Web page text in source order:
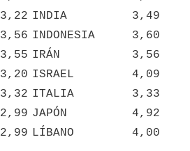
3,22 INDIA
3,49
3,56 INDONESIA
3,60
3,55 IRÁN
3,56
3,20 ISRAEL
4,09
3,32 ITALIA
3,33
2,99 JAPÓN
4,92
2,99 LÍBANO 4,00